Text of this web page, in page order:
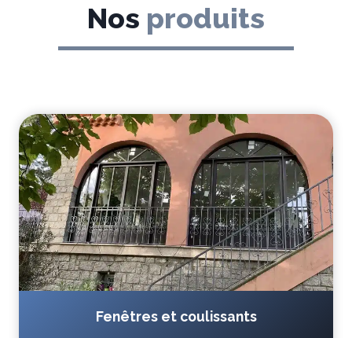
Nos produits
Fenêtres et coulissants